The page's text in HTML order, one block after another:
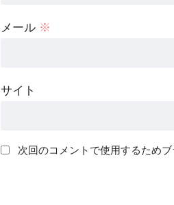
メール ※
サイト
次回のコメントで使用するため